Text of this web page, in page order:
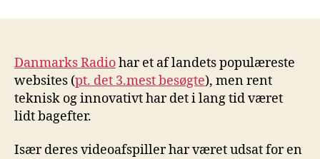
vej
Danmarks Radiohar et af landets populæreste
websites (pt. det 3.mest besøgte), men rent
teknisk og innovativt har det i lang tid været
lidt bagefter.
Især deres videoafspiller har været udsat for en